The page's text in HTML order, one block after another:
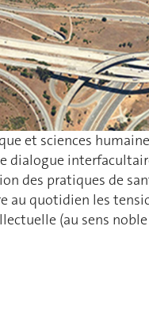
et sciences
dialogue
des pratiques de
au quotidien les
(au sens